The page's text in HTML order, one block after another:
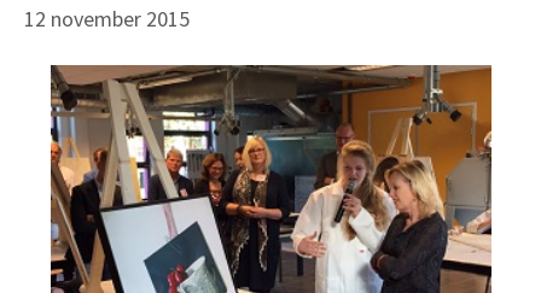
12 november 2015